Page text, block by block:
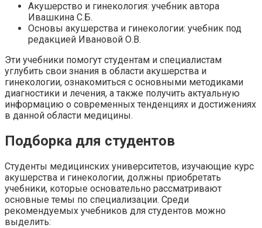
Акушерство и гинекология: учебник автора
Ивашкина С.Б.
Основы акушерства и гинекологии: учебник под
редакцией Ивановой О.В.
Эти учебники помогут студентам и специалистам
углубить свои знания в области акушерства и
гинекологии, ознакомиться с основными методиками
диагностики и лечения, а также получить актуальную
информацию о современных тенденциях и достижениях
в данной области медицины.
Подборка для студентов
Студенты медицинских университетов, изучающие курс
акушерства и гинекологии, должны приобретать
учебники, которые основательно рассматривают
основные темы по специализации. Среди
рекомендуемых учебников для студентов можно
выделить: